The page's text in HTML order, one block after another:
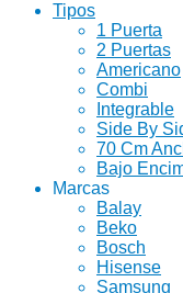
Tipos
1 Puerta
2 Puertas
Americano
Combi
Integrable
Side By
70 Cm
Bajo
Marcas
Balay
Beko
Bosch
Hisense
Samsung